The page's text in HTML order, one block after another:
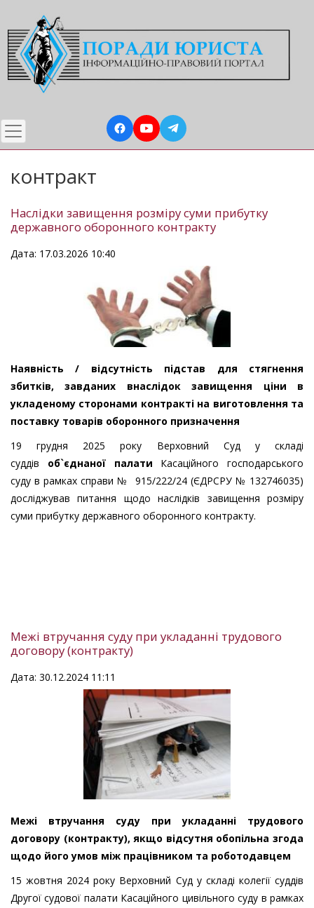
до
основного
вмісту
контракт
Наслідки завищення розміру суми прибутку
державного оборонного контракту
Дата: 17.03.2026 10:40
Наявність / відсутність підстав для стягнення
збитків, завданих внаслідок завищення ціни в
укладеному сторонами контракті на виготовлення та
поставку товарів оборонного призначення
19 грудня 2025 року Верховний Суд у складі
суддів об`єднаної палати Касаційного господарського
суду в рамках справи № 915/222/24 (ЄДРСРУ № 132746035)
досліджував питання щодо наслідків завищення розміру
суми прибутку державного оборонного контракту.
Межі втручання суду при укладанні трудового
договору (контракту)
Дата: 30.12.2024 11:11
Межі втручання суду при укладанні трудового
договору (контракту), якщо відсутня обопільна згода
щодо його умов між працівником та роботодавцем
15 жовтня 2024 року Верховний Суд у складі колегії суддів
Другої судової палати Касаційного цивільного суду в рамках